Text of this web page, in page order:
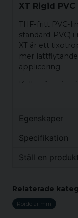
XT Rigid
THF-fritt PVC-
standard-PVC)
XT är ett
mer
applicering.
Kolla gärna in
vad du ska
Detta lim
att använda
ska limmas.
THF-fritt
Tixotrop
Egenskaper
Vikt
Specifikation
Vikt
Ställ en
Fråga oss
Relaterade
Rördelar mm